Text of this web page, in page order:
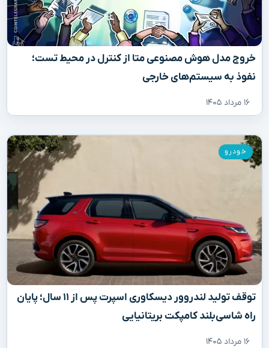
خروج مدل هوش مصنوعی متا از کنترل در محیط تست؛
نفوذ به سیستم‌های خارجی
۱۶ مرداد ۱۴۰۵
توقف تولید لندروور دیسکاوری اسپرت پس از ۱۱ سال؛ پایان
راه شاسی‌بلند کامپکت بریتانیایی
۱۶ مرداد ۱۴۰۵
خودرو